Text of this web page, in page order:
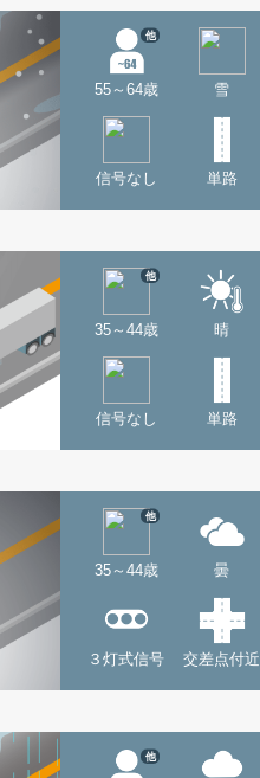
55～64歳
他
雪
信号なし 単路
35～44歳
他
晴
信号なし 単路
35～44歳
他
曇
３灯式信号 交差点付近
他